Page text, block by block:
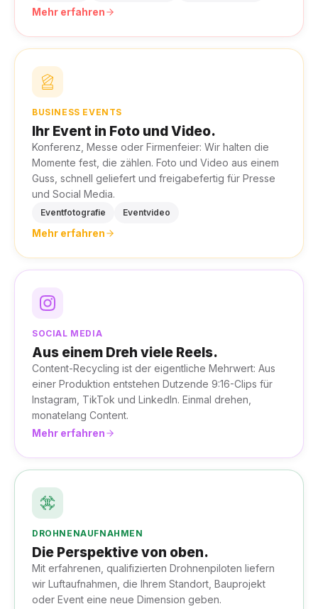
Mehr erfahren
BUSINESS EVENTS
Ihr Event in Foto und Video.
Konferenz, Messe oder Firmenfeier: Wir halten die
Momente fest, die zählen. Foto und Video aus einem
Guss, schnell geliefert und freigabefertig für Presse
und Social Media.
Eventfotografie Eventvideo
Mehr erfahren
SOCIAL MEDIA
Aus einem Dreh viele Reels.
Content-Recycling ist der eigentliche Mehrwert: Aus
einer Produktion entstehen Dutzende 9:16-Clips für
Instagram, TikTok und LinkedIn. Einmal drehen,
monatelang Content.
Mehr erfahren
DROHNENAUFNAHMEN
Die Perspektive von oben.
Mit erfahrenen, qualifizierten Drohnenpiloten liefern
wir Luftaufnahmen, die Ihrem Standort, Bauprojekt
oder Event eine neue Dimension geben.